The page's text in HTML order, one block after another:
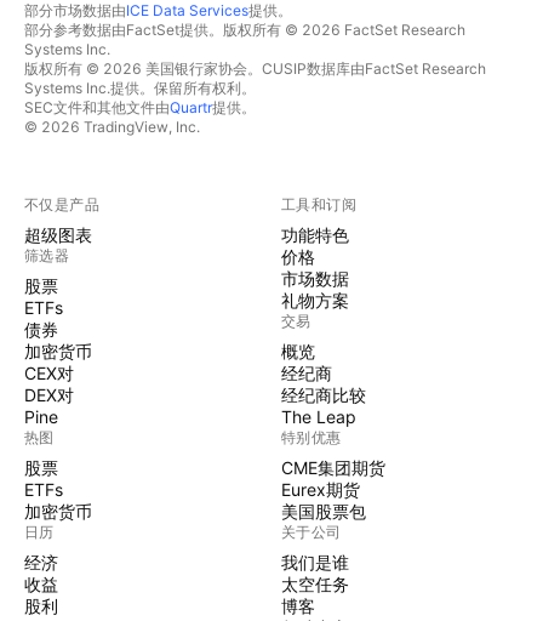
部分市场数据由ICE Data Services提供。
部分参考数据由FactSet提供。版权所有 © 2026 FactSet Research
Systems Inc.
版权所有 © 2026 美国银行家协会。CUSIP数据库由FactSet Research
Systems Inc.提供。保留所有权利。
SEC文件和其他文件由Quartr提供。
© 2026 TradingView, Inc.
不仅是产品
超级图表
筛选器
股票
ETFs
债券
加密货币
CEX对
DEX对
Pine
热图
股票
ETFs
加密货币
日历
经济
收益
股利
工具和订阅
功能特色
价格
市场数据
礼物方案
交易
概览
经纪商
经纪商比较
The Leap
特别优惠
CME集团期货
Eurex期货
美国股票包
关于公司
我们是谁
太空任务
博客